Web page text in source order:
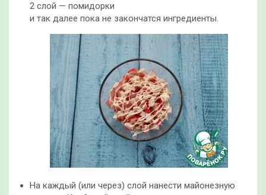
2 слой — помидорки
и так далее пока не закончатся ингредиенты.
На каждый (или через) слой нанести майонезную